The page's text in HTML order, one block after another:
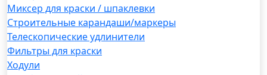
Миксер для краски / шпаклевки
Строительные карандаши/маркеры
Телескопические удлинители
Фильтры для краски
Ходули